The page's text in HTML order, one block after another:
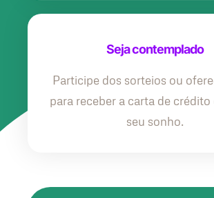
Seja contemplado
Participe dos sorteios ou
para receber a carta de crédito
seu sonho.